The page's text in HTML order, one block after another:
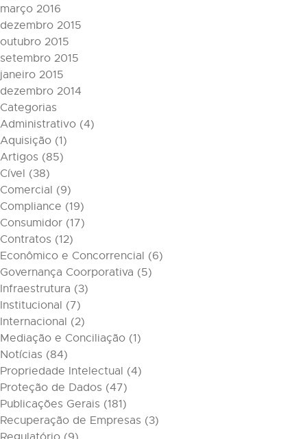
março 2016
dezembro 2015
outubro 2015
setembro 2015
janeiro 2015
dezembro 2014
Categorias
Administrativo (4)
Aquisição (1)
Artigos (85)
Cível (38)
Comercial (9)
Compliance (19)
Consumidor (17)
Contratos (12)
Econômico e Concorrencial (6)
Governança Coorporativa (5)
Infraestrutura (3)
Institucional (7)
Internacional (2)
Mediação e Conciliação (1)
Notícias (84)
Propriedade Intelectual (4)
Proteção de Dados (47)
Publicações Gerais (181)
Recuperação de Empresas (3)